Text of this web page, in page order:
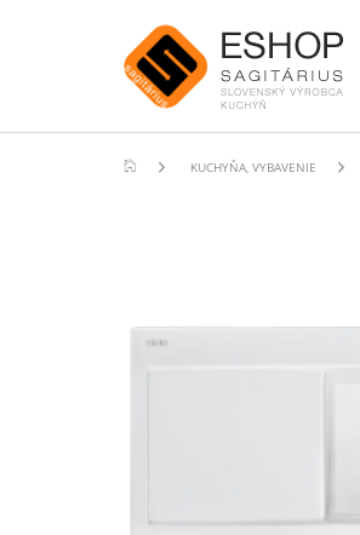
KUCHYŇA, VYBAVENIE